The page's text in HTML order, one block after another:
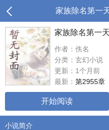
家族除名第一
家族除名第一
作者：佚名
分类：玄幻小说
更新：1个月前
最新： 第2955章
开始阅读
小说简介